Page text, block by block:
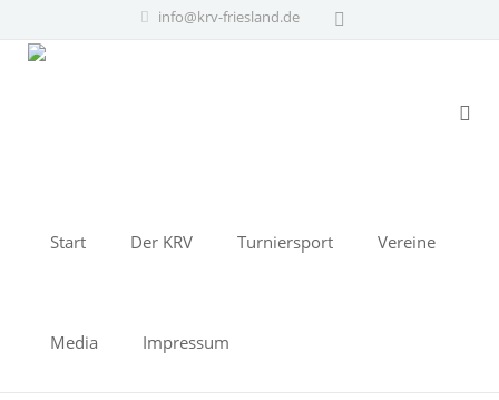
info@krv-friesland.de
Start Der KRV Turniersport Vereine
Media Impressum